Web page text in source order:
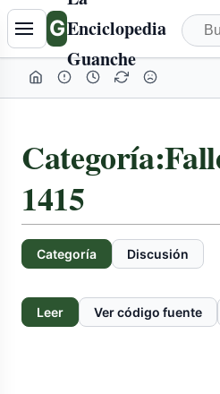
GEnciclopedia
Guanche
Categoría:
1415
Categoría Discusión
Leer Ver código fuente